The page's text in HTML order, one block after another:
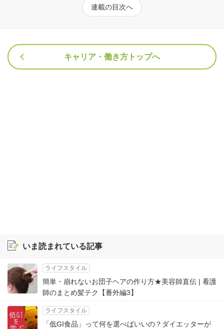
連載の目次へ
キャリア・働き方トップへ
いま読まれている記事
ライフスタイル
簡単・崩れないお団子ヘアの作り方★美容師直伝 | 看護
師のまとめ髪テク【番外編3】
ライフスタイル
「低GI食品」って何を選べばいいの？ダイエッターが